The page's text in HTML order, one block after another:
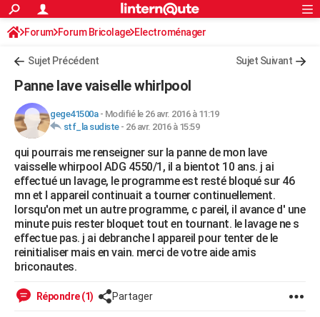
ACTUALITÉS
Politique
Société
Faits Divers
Education
Monde
Villes
+
FINANCE
Retraite
Impôts
Epargne
Immobilier
Risques naturels par ville
Banque
Assurance
Crédit
AUTO
Essais
Réserver un essai
Citadines
Berlines
SUV
Forum auto
+HIGH-TECH
Mobiles
Meilleur smartphone
Internet
Ordinateurs
Jeux vidéo
Guide high-tech
+BRICOLAGE
Forum
Aménagement intérieur
Extérieur
Cuisine
Salle de bains
Jardinage
Rangement
WEEK-END
Guides de France
Escapades
Patrimoine
Expositions
Musées
Week-end nature
LIFESTYLE
Alimentation
Guide de la santé
Maladies
Médicaments
Sommeil
S'inscrire
Connexion
Forum Forum Bricolage Electroménager
Sujet Précédent Sujet Suivant
Panne lave vaiselle whirlpool
gege41500a- Modifié le 26 avr. 2016 à 11:19
stf_la sudiste- 26 avr. 2016 à 15:59
qui pourrais me renseigner sur la panne de mon lave
vaisselle whirpool ADG 4550/1, il a bientot 10 ans. j ai
effectué un lavage, le programme est resté bloqué sur 46
mn et l appareil continuait a tourner continuellement.
lorsqu'on met un autre programme, c pareil, il avance d' une
minute puis rester bloquet tout en tournant. le lavage ne s
effectue pas. j ai debranche l appareil pour tenter de le
reinitialiser mais en vain. merci de votre aide amis
briconautes.
Répondre (1) Partager